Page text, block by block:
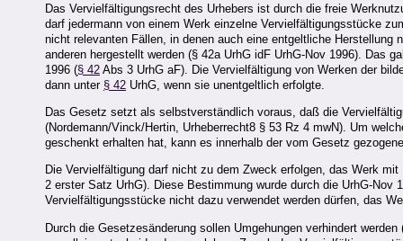
Das Vervielfältigungsrecht des Urhebers ist durch die freie
darf jedermann von einem Werk einzelne Vervielfältigungsstücke
nicht relevanten Fällen, in denen auch eine entgeltliche
anderen hergestellt werden (§ 42a UrhG idF UrhG-Nov 1996). Das
1996 (§ 42 Abs 3 UrhG aF). Die Vervielfältigung von Werken der
dann unter § 42 UrhG, wenn sie unentgeltlich erfolgte.
Das Gesetz setzt als selbstverständlich voraus, daß die
(Nordemann/Vinck/Hertin, Urheberrecht8 § 53 Rz 4 mwN). Um
geschenkt erhalten hat, kann es innerhalb der vom Gesetz
Die Vervielfältigung darf nicht zu dem Zweck erfolgen, das Werk
2 erster Satz UrhG). Diese Bestimmung wurde durch die UrhG-
Vervielfältigungsstücke nicht dazu verwendet werden dürfen, das
Durch die Gesetzesänderung sollen Umgehungen verhindert